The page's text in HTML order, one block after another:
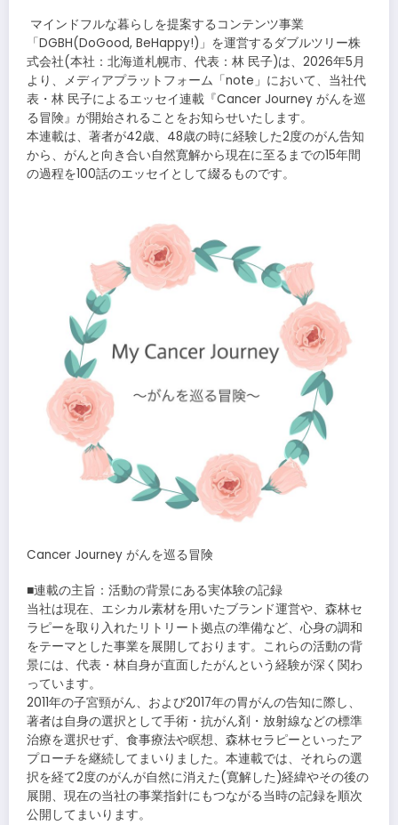
​マインドフルな暮らしを提案するコンテンツ事業
「DGBH(DoGood, BeHappy!)」を運営するダブルツリー株
式会社(本社：北海道札幌市、代表：林 民子)は、2026年5月
より、メディアプラットフォーム「note」において、当社代
表・林 民子によるエッセイ連載『Cancer Journey がんを巡
る冒険』が開始されることをお知らせいたします。
本連載は、著者が42歳、48歳の時に経験した2度のがん告知
から、がんと向き合い自然寛解から現在に至るまでの15年間
の過程を100話のエッセイとして綴るものです。
Cancer Journey がんを巡る冒険
■連載の主旨：活動の背景にある実体験の記録
当社は現在、エシカル素材を用いたブランド運営や、森林セ
ラピーを取り入れたリトリート拠点の準備など、心身の調和
をテーマとした事業を展開しております。これらの活動の背
景には、代表・林自身が直面したがんという経験が深く関わ
っています。
2011年の子宮頸がん、および2017年の胃がんの告知に際し、
著者は自身の選択として手術・抗がん剤・放射線などの標準
治療を選択せず、食事療法や瞑想、森林セラピーといったア
プローチを継続してまいりました。本連載では、それらの選
択を経て2度のがんが自然に消えた(寛解した)経緯やその後の
展開、現在の当社の事業指針にもつながる当時の記録を順次
公開してまいります。